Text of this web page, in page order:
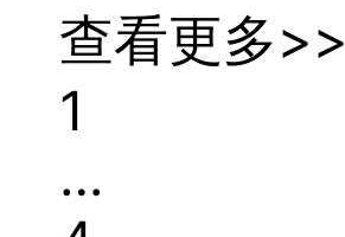
查看更多>>
1
…